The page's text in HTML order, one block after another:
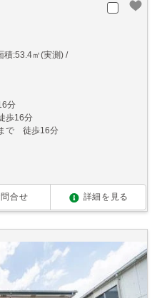
積:53.4㎡(実測)
分
歩16分
で 徒歩16分
問合せ 詳細を見る